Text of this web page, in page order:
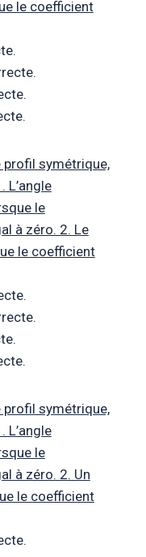
le coefficient
profil symétrique,
L’angle
le
à zéro. 2. Le
le coefficient
profil symétrique,
L’angle
le
à zéro. 2. Un
le coefficient